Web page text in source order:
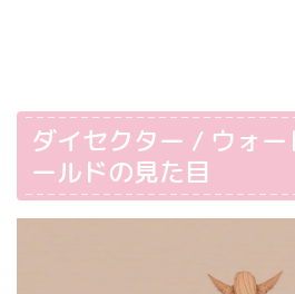
ダイセクター / ウォ
ールドの見た目